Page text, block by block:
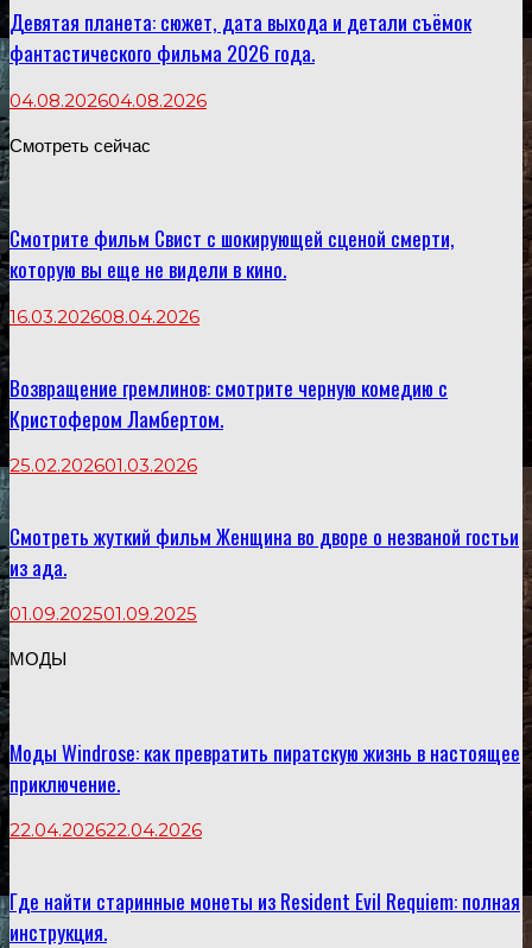
Девятая планета: сюжет, дата выхода и детали съёмок
фантастического фильма 2026 года.
04.08.202604.08.2026
Смотреть сейчас
Смотрите фильм Свист с шокирующей сценой смерти,
которую вы еще не видели в кино.
16.03.202608.04.2026
Возвращение гремлинов: смотрите черную комедию с
Кристофером Ламбертом.
25.02.202601.03.2026
Смотреть жуткий фильм Женщина во дворе о незваной гостьи
из ада.
01.09.202501.09.2025
МОДЫ
Моды Windrose: как превратить пиратскую жизнь в настоящее
приключение.
22.04.202622.04.2026
Где найти старинные монеты из Resident Evil Requiem: полная
инструкция.